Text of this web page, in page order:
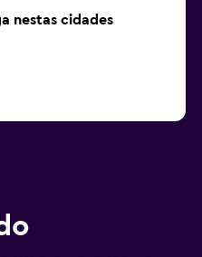
nestas cidades